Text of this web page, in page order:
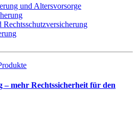
und Altersvorsorge
– mehr Rechtssicherheit für den